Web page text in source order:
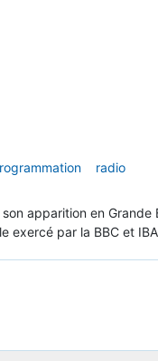
radio
apparition en
exercé par la BBC et